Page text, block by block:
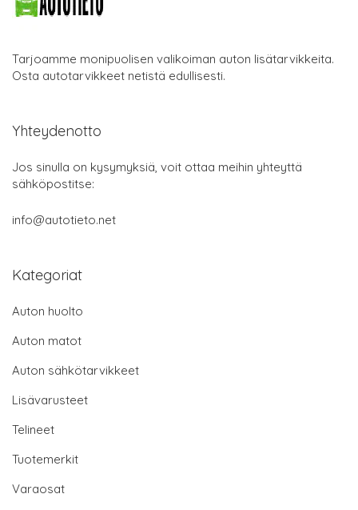
Tarjoamme monipuolisen valikoiman auton lisätarvikkeita.
Osta autotarvikkeet netistä edullisesti.
Yhteydenotto
Jos sinulla on kysymyksiä, voit ottaa meihin yhteyttä
sähköpostitse:
info@autotieto.net
Kategoriat
Auton huolto
Auton matot
Auton sähkötarvikkeet
Lisävarusteet
Telineet
Tuotemerkit
Varaosat